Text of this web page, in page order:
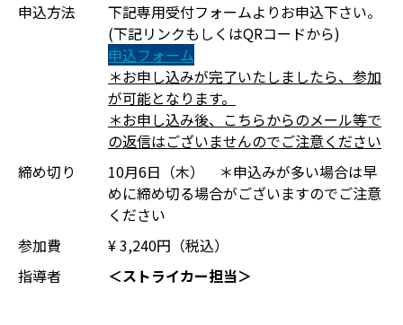
申込方法
下記専用受付フォームよりお申込下さい。
(下記リンクもしくはQRコードから)
申込フォーム
＊お申し込みが完了いたしましたら、参加
が可能となります。
＊お申し込み後、こちらからのメール等で
の返信はございませんのでご注意ください
締め切り
10月6日（木） ＊申込みが多い場合は早
めに締め切る場合がございますのでご注意
ください
参加費
¥ 3,240円（税込）
指導者
＜ストライカー担当＞